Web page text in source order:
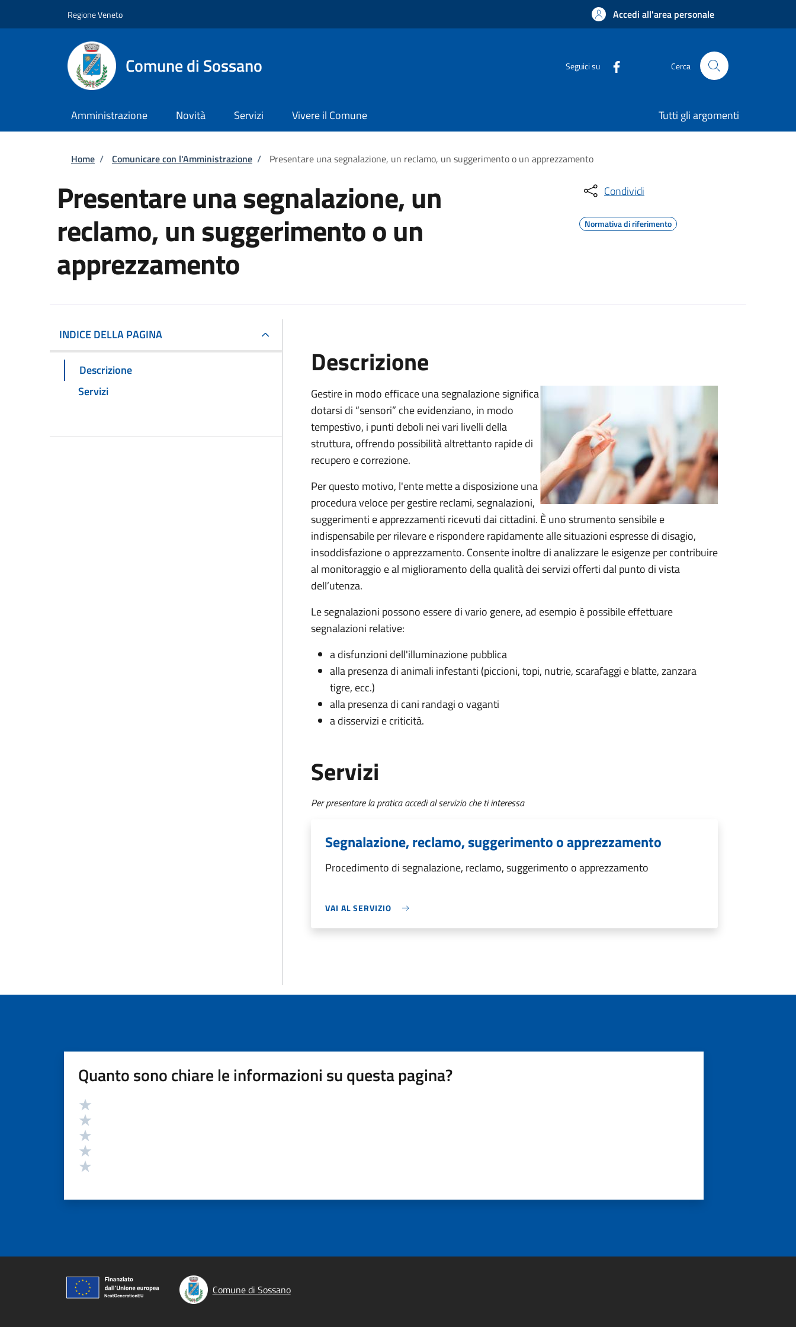
Regione Veneto Accedi all'area personale
Comune di Sossano Seguici su Cerca
Amministrazione Novità Servizi Vivere il Comune Tutti gli argomenti
Briciole di pane
Home / Comunicare con l'Amministrazione / Presentare una segnalazione, un reclamo, un suggerimento o un apprezzamento
Presentare una segnalazione, un
reclamo, un suggerimento o un
apprezzamento
Condividi
Normativa di riferimento
INDICE DELLA PAGINA
Descrizione
Servizi
Descrizione
Gestire in modo efficace una segnalazione significa
dotarsi di “sensori” che evidenziano, in modo
tempestivo, i punti deboli nei vari livelli della
struttura, offrendo possibilità altrettanto rapide di
recupero e correzione.
Per questo motivo, l'ente mette a disposizione una
procedura veloce per gestire reclami, segnalazioni,
suggerimenti e apprezzamenti ricevuti dai cittadini. È uno strumento sensibile e
indispensabile per rilevare e rispondere rapidamente alle situazioni espresse di disagio,
insoddisfazione o apprezzamento. Consente inoltre di analizzare le esigenze per contribuire
al monitoraggio e al miglioramento della qualità dei servizi offerti dal punto di vista
dell’utenza.
Le segnalazioni possono essere di vario genere, ad esempio è possibile effettuare
segnalazioni relative:
a disfunzioni dell'illuminazione pubblica
alla presenza di animali infestanti (piccioni, topi, nutrie, scarafaggi e blatte, zanzara
tigre, ecc.)
alla presenza di cani randagi o vaganti
a disservizi e criticità.
Servizi
Per presentare la pratica accedi al servizio che ti interessa
Segnalazione, reclamo, suggerimento o apprezzamento
Procedimento di segnalazione, reclamo, suggerimento o apprezzamento
VAI AL SERVIZIO
Quanto sono chiare le informazioni su questa pagina?
Valutazione
Comune di Sossano